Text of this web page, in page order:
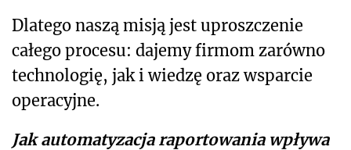
Dlatego naszą misją jest uproszczenie
całego procesu: dajemy firmom zarówno
technologię, jak i wiedzę oraz wsparcie
operacyjne.
Jak automatyzacja raportowania wpływa